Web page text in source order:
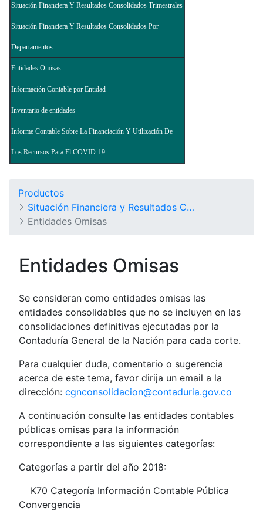
Situación Financiera Y Resultados Consolidados Trimestrales
Situación Financiera Y Resultados Consolidados Por
Departamentos
Entidades Omisas
Información Contable por Entidad
Inventario de entidades
Informe Contable Sobre La Financiación Y Utilización De
Los Recursos Para El COVID-19
Productos
Situación Financiera y Resultados Consolidados del Nivel Nacional - Balance General de la Nación y Otros Informes
Entidades Omisas
Entidades Omisas
Se consideran como entidades omisas las
entidades consolidables que no se incluyen en las
consolidaciones definitivas ejecutadas por la
Contaduría General de la Nación para cada corte.
Para cualquier duda, comentario o sugerencia
acerca de este tema, favor dirija un email a la
dirección: cgnconsolidacion@contaduria.gov.co
A continuación consulte las entidades contables
públicas omisas para la información
correspondiente a las siguientes categorías:
Categorías a partir del año 2018:
K70 Categoría Información Contable Pública
Convergencia